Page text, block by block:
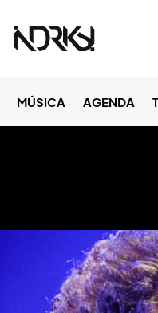
MÚSICA AGENDA